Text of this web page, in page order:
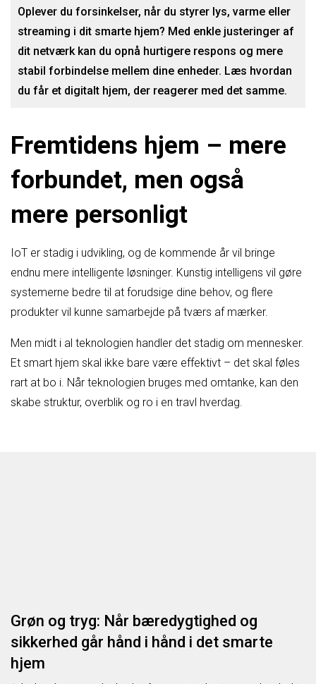
Oplever du forsinkelser, når du styrer lys, varme eller
streaming i dit smarte hjem? Med enkle justeringer af
dit netværk kan du opnå hurtigere respons og mere
stabil forbindelse mellem dine enheder. Læs hvordan
du får et digitalt hjem, der reagerer med det samme.
Fremtidens hjem – mere
forbundet, men også
mere personligt
IoT er stadig i udvikling, og de kommende år vil bringe
endnu mere intelligente løsninger. Kunstig intelligens vil gøre
systemerne bedre til at forudsige dine behov, og flere
produkter vil kunne samarbejde på tværs af mærker.
Men midt i al teknologien handler det stadig om mennesker.
Et smart hjem skal ikke bare være effektivt – det skal føles
rart at bo i. Når teknologien bruges med omtanke, kan den
skabe struktur, overblik og ro i en travl hverdag.
Grøn og tryg: Når bæredygtighed og
sikkerhed går hånd i hånd i det smarte
hjem